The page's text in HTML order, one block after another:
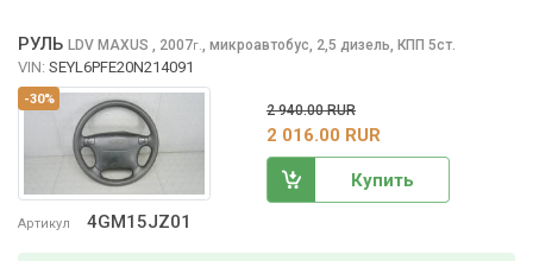
-30%
Артикул 4GM15JZ01
РУЛЬ LDV MAXUS , 2007г., микроавтобус, 2,5 дизель, КПП 5ст.
VIN: SEYL6PFE20N214091
2 940.00 RUR
2 016.00 RUR
Купить